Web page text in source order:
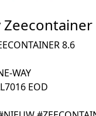
8.6
WAY
EOD